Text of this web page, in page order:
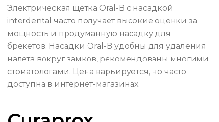
Электрическая щетка Oral-B с насадкой
interdental часто получает высокие оценки за
мощность и продуманную насадку для
брекетов. Насадки Oral-B удобны для удаления
налёта вокруг замков, рекомендованы многими
стоматологами. Цена варьируется, но часто
доступна в интернет-магазинах.